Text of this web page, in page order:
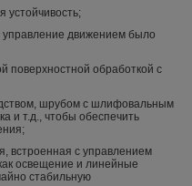
устойчивость;
движением было
поверхностной обработкой с
шрубом с шлифовальным
и т.д., чтобы обеспечить
встроенная с управлением
освещение и линейные
стабильную